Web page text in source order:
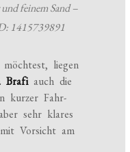
feinem Sand –
1415739891
liegen
Brafiauch die
kurzer Fahr-
sehr klares
Vorsicht am